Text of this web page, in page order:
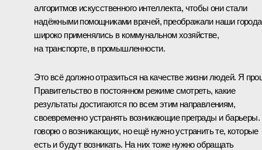
алгоритмов искусственного интеллекта, чтобы они стали
надёжными помощниками врачей, преображали наши
широко применялись в коммунальном хозяйстве,
на транспорте, в промышленности.
Это всё должно отразиться на качестве жизни людей. Я
Правительство в постоянном режиме смотреть, какие
результаты достигаются по всем этим направлениям,
своевременно устранять возникающие преграды и
говорю о возникающих, но ещё нужно устранить те, которые
есть и будут возникать. На них тоже нужно обращать